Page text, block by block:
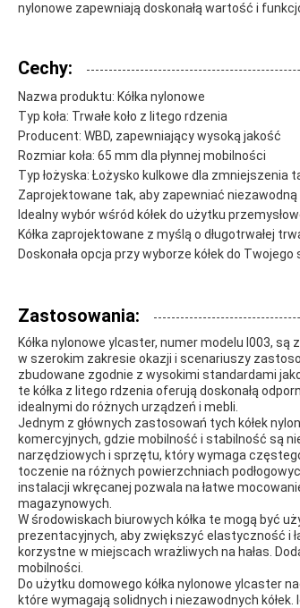
nylonowe zapewniają doskonałą wartość i
Cechy:
Nazwa produktu: Kółka nylonowe
Typ koła: Trwałe koło z litego rdzenia
Producent: WBD, zapewniający wysoką jakość
Rozmiar koła: 65 mm dla płynnej mobilności
Typ łożyska: Łożysko kulkowe dla zmniejszenia
Zaprojektowane tak, aby zapewniać
Idealny wybór wśród kółek do użytku
Kółka zaprojektowane z myślą o długotrwałej
Doskonała opcja przy wyborze kółek do
Zastosowania:
Kółka nylonowe ylcaster, numer modelu I003,
w szerokim zakresie okazji i scenariuszy
zbudowane zgodnie z wysokimi standardami
te kółka z litego rdzenia oferują doskonałą
idealnymi do różnych urządzeń i mebli.
Jednym z głównych zastosowań tych kółek
komercyjnych, gdzie mobilność i stabilność są
narzędziowych i sprzętu, który wymaga
toczenie na różnych powierzchniach
instalacji wkręcanej pozwala na łatwe
magazynowych.
W środowiskach biurowych kółka te mogą być
prezentacyjnych, aby zwiększyć elastyczność i
korzystne w miejscach wrażliwych na hałas.
mobilności.
Do użytku domowego kółka nylonowe ylcaster
które wymagają solidnych i niezawodnych